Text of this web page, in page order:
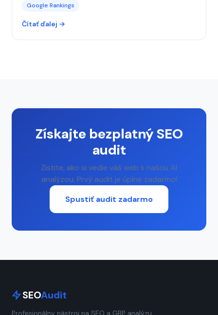
Google Rankings
Čítať ďalej →
Získajte bezplatný SEO
audit
Zistite, ako si vedie váš web s našou AI
analýzou. Prvý audit je úplne zadarmo!
Spustiť audit zadarmo
SEOAudit
Profesionálny nástroj na SEO a GBP analýzu.